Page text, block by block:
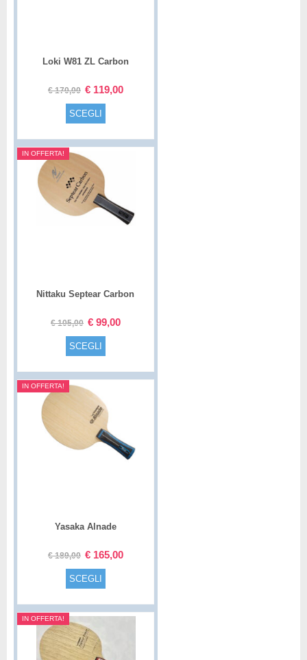
Loki W81 ZL Carbon
€170,00 € 119,00
SCEGLI
IN OFFERTA!
Nittaku Septear Carbon
€105,00 € 99,00
SCEGLI
IN OFFERTA!
Yasaka Alnade
€189,00 € 165,00
SCEGLI
IN OFFERTA!